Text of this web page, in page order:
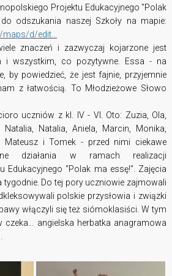
Projektu Edukacyjnego "Polak
odszukania naszej Szkoły na mapie:
d/edit...
znaczeń i zazwyczaj kojarzone jest
i wszystkim, co pozytywne. Essa - na
by powiedzieć, że jest fajnie, przyjemnie
z łatwością. To Młodzieżowe Słowo
uczniów z kl. IV - VI. Oto: Zuzia, Ola,
Natalia, Natalia, Aniela, Marcin, Monika,
Mateusz i Tomek - przed nimi ciekawe
działania w ramach realizacji
Edukacyjnego "Polak ma essę!". Zajęcia
Do tej pory uczniowie zajmowali
polskie przysłowia i związki
włączyli się też siómoklasiści. W tym
angielska herbatka anagramowa